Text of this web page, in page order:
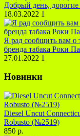
Добрый день, дорогие
18.03.2022 1
Я рад сообщить вам о
бренда табака Роки
27.01.2022 1
Новинки
Diesel Uncut
Robusto (№2519)
850 р.